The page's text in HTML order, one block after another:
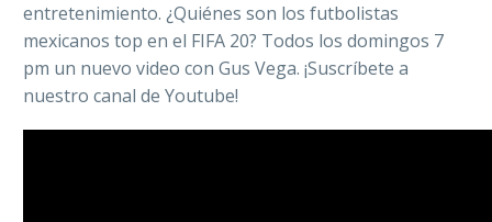
entretenimiento. ¿Quiénes son los futbolistas
mexicanos top en el FIFA 20? Todos los domingos 7
pm un nuevo video con Gus Vega. ¡Suscríbete a
nuestro canal de Youtube!